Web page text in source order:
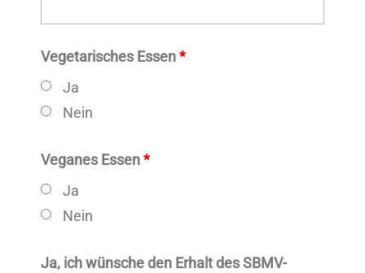
Vegetarisches Essen*
Ja
Nein
Veganes Essen*
Ja
Nein
Ja, ich wünsche den Erhalt des SBMV-